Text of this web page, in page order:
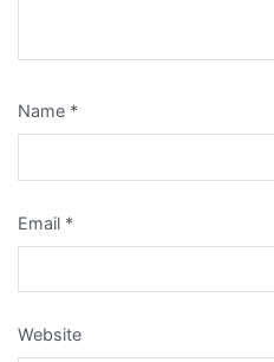
Name *
Email *
Website